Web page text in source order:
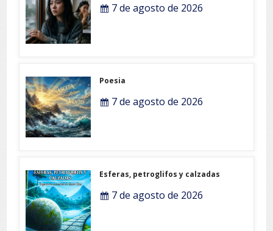
7 de agosto de 2026
Poesia
7 de agosto de 2026
Esferas, petroglifos y calzadas
7 de agosto de 2026